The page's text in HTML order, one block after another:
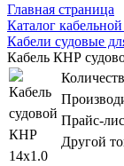
Главная страница
Каталог
Кабели судовые
Кабель КНР
Прайс-
Другой